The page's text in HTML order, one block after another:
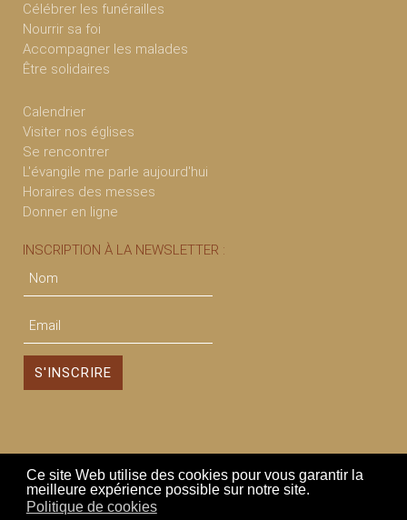
Ce site Web utilise des cookies pour vous garantir la
meilleure expérience possible sur notre site.
Politique de cookies
Célébrer les funérailles
Nourrir sa foi
Accompagner les malades
Être solidaires
Calendrier
Visiter nos églises
Se rencontrer
L'évangile me parle aujourd'hui
Horaires des messes
Donner en ligne
INSCRIPTION À LA NEWSLETTER :
Secteur Corbeil Saint Germain
Connexion
Déconnexion